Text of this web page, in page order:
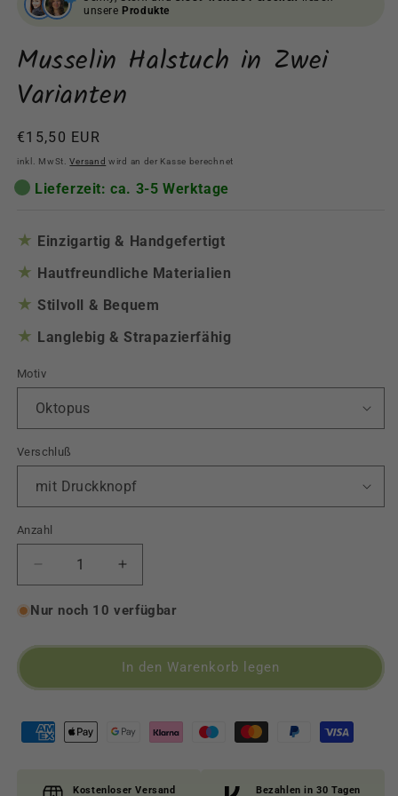
unsere Produkte
Musselin Halstuch in Zwei
Varianten
Normaler
Preis
€15,50 EUR
inkl. MwSt.Versand wird an der Kasse berechnet
Lieferzeit: ca. 3-5 Werktage
★ Einzigartig & Handgefertigt
★ Hautfreundliche Materialien
★ Stilvoll & Bequem
★ Langlebig & Strapazierfähig
Motiv
Verschluß
Anzahl
Verringere
die
Menge
Musselin
in
Varianten
Erhöhe
die
Menge
Musselin
Halstuch
in
Varianten
Nur noch 10 verfügbar
In den Warenkorb legen
Kostenloser Versand
Bezahlen in 30 Tagen